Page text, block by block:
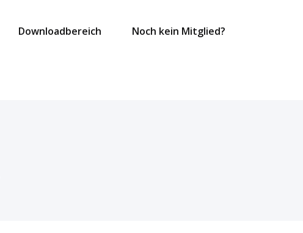
Downloadbereich Noch kein Mitglied?